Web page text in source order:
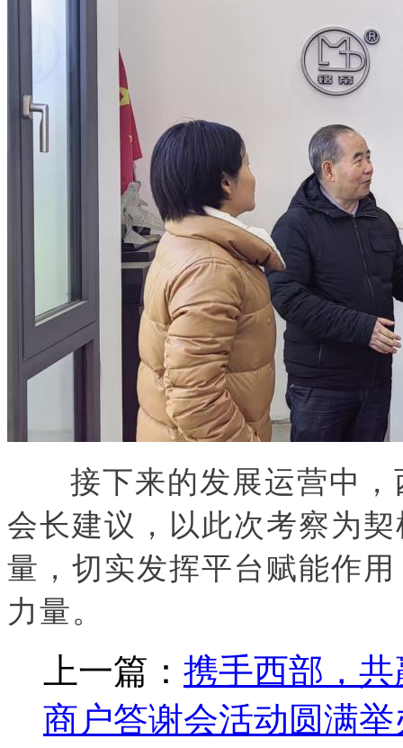
接下来的发展运营中
会长建议，以此次考察为
量，切实发挥平台赋能作
力量。
上一篇： 携手西部，
商户答谢会活动圆满举